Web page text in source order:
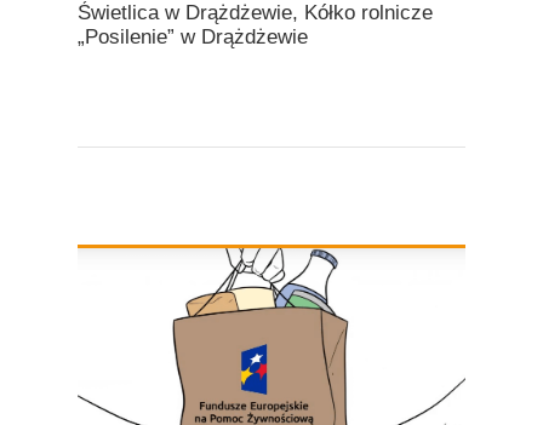
Świetlica w Drążdżewie, Kółko rolnicze
„Posilenie” w Drążdżewie